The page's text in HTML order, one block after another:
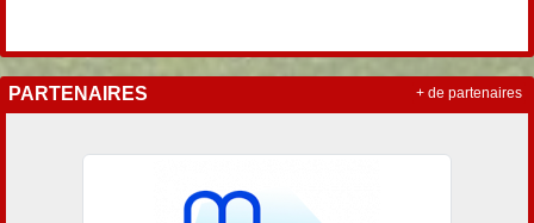
PARTENAIRES + de partenaires